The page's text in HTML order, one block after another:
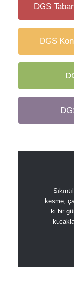
DGS
DGS
kesme;
ki bir